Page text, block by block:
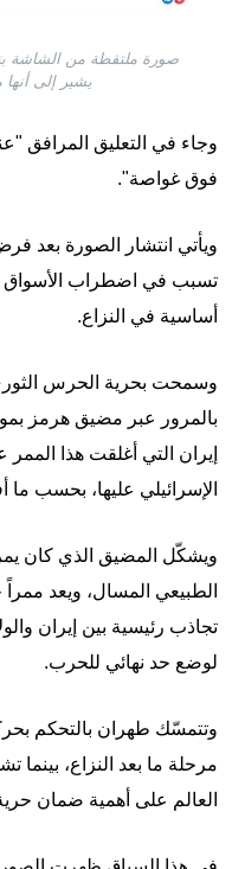
يشير إلى أنها
وجاء في التعليق المرافق
فوق غواصة".
ويأتي انتشار الصورة بعد
تسبب في اضطراب الأسواق
أساسية في النزاع.
بالمرور عبر مضيق هرمز
إيران التي أغلقت هذا الممر
الإسرائيلي عليها، بحسب ما
ويشكّل المضيق الذي كان
الطبيعي المسال، ويعد
تجاذب رئيسية بين إيران
لوضع حد نهائي للحرب.
وتتمسّك طهران بالتحكم
مرحلة ما بعد النزاع، بينما
العالم على أهمية ضمان